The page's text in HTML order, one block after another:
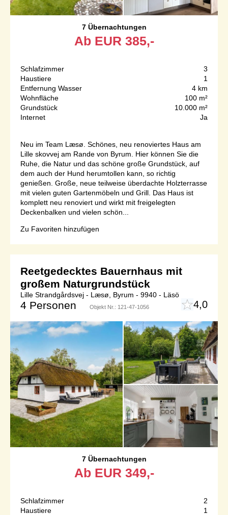
7 Übernachtungen
Ab EUR 385,-
Schlafzimmer
3
Haustiere
1
Entfernung Wasser
4 km
Wohnfläche
100 m²
Grundstück
10.000 m²
Internet
Ja
Neu im Team Læsø. Schönes, neu renoviertes Haus am
Lille skovvej am Rande von Byrum. Hier können Sie die
Ruhe, die Natur und das schöne große Grundstück, auf
dem auch der Hund herumtollen kann, so richtig
genießen. Große, neue teilweise überdachte Holzterrasse
mit vielen guten Gartenmöbeln und Grill. Das Haus ist
komplett neu renoviert und wirkt mit freigelegten
Deckenbalken und vielen schön...
Zu Favoriten hinzufügen
Reetgedecktes Bauernhaus mit
großem Naturgrundstück
Lille Strandgårdsvej - Læsø, Byrum - 9940 - Läsö
4 Personen Objekt Nr.: 121-47-1056 4,0
7 Übernachtungen
Ab EUR 349,-
Schlafzimmer
2
Haustiere
1